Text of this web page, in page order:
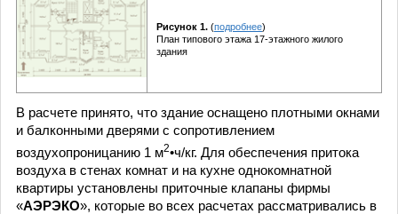
Рисунок 1. (подробнее)
План типового этажа 17-этажного жилого
здания
В расчете принято, что здание оснащено плотными окнами
и балконными дверями с сопротивлением
воздухопроницанию 1 м2•ч/кг. Для обеспечения притока
воздуха в стенах комнат и на кухне однокомнатной
квартиры установлены приточные клапаны фирмы
«АЭРЭКО», которые во всех расчетах рассматривались в